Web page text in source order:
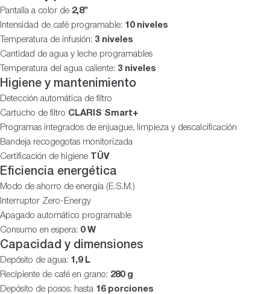
Pantalla a color de 2,8”
Intensidad de café programable: 10 niveles
Temperatura de infusión: 3 niveles
Cantidad de agua y leche programables
Temperatura del agua caliente: 3 niveles
Higiene y mantenimiento
Detección automática de filtro
Cartucho de filtro CLARIS Smart+
Programas integrados de enjuague, limpieza y descalcificación
Bandeja recogegotas monitorizada
Certificación de higiene
TÜV
Eficiencia energética
Modo de ahorro de energía (E.S.M.)
Interruptor Zero-Energy
Apagado automático programable
Consumo en espera: 0 W
Capacidad y dimensiones
Depósito de agua: 1,9 L
Recipiente de café en grano: 280 g
Depósito de posos: hasta 16 porciones